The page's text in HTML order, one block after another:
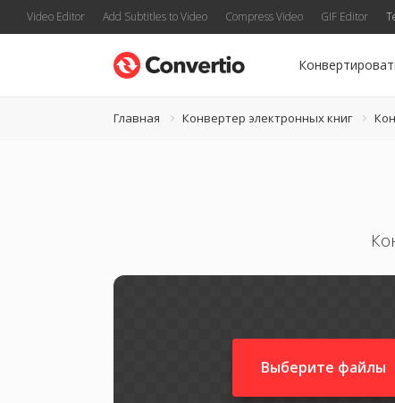
Video Editor Add Subtitles to Video Compress Video GIF Editor
Главная Конвертер электронных книг
Выберите файлы